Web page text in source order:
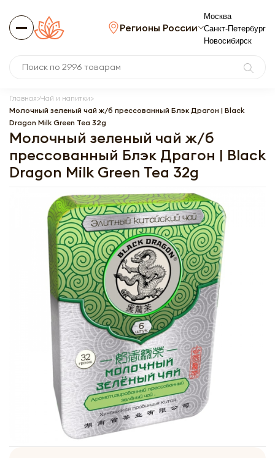
Регионы России
Москва
Санкт-Петербург
Новосибирск
Главная Чай и напитки
Молочный зеленый чай ж/б прессованный Блэк Драгон | Black
Dragon Milk Green Tea 32g
Молочный зеленый чай ж/б
прессованный Блэк Драгон | Black
Dragon Milk Green Tea 32g